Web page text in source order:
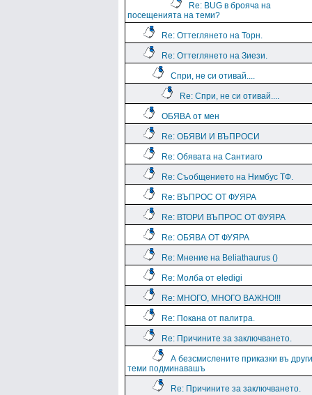
Re: BUG в брояча на
посещенията на теми?
Re: Оттеглянето на Торн.
Re: Оттеглянето на Зиези.
Спри, не си отивай....
Re: Спри, не си отивай....
ОБЯВА от мен
Re: ОБЯВИ И ВЪПРОСИ
Re: Обявата на Сантиаго
Re: Съобщението на Нимбус ТФ.
Re: ВЪПРОС ОТ ФУЯРА
Re: ВТОРИ ВЪПРОС ОТ ФУЯРА
Re: ОБЯВА ОТ ФУЯРА
Re: Мнение на Beliathaurus ()
Re: Молба от eledigi
Re: МНОГО, МНОГО ВАЖНО!!!
Re: Покана от палитра.
Re: Причините за заключването.
А безсмислените приказки въ други
теми подминавашъ
Re: Причините за заключването.